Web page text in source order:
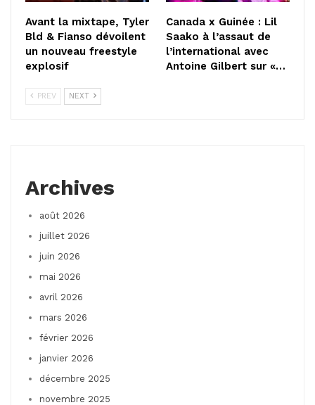
Avant la mixtape, Tyler
Bld & Fianso dévoilent
un nouveau freestyle
explosif
Canada x Guinée : Lil
Saako à l’assaut de
l’international avec
Antoine Gilbert sur «…
PREV NEXT
Archives
août 2026
juillet 2026
juin 2026
mai 2026
avril 2026
mars 2026
février 2026
janvier 2026
décembre 2025
novembre 2025